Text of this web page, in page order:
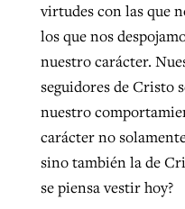
virtudes con las que
los que nos
nuestro carácter.
seguidores de Cristo
nuestro
carácter no
sino también la de
se piensa vestir hoy?